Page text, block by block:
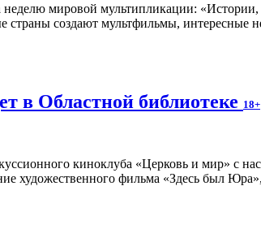
мировой мультипликации:
создают мультфильмы, интересные
в Областной библиотеке 18+
киноклуба «Церковь и мир» с
художественного фильма «Здесь был